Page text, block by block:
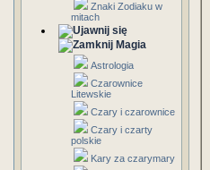
Znaki Zodiaku w
mitach
Magia
Astrologia
Czarownice
Litewskie
Czary i czarownice
Czary i czarty
polskie
Kary za czarymary